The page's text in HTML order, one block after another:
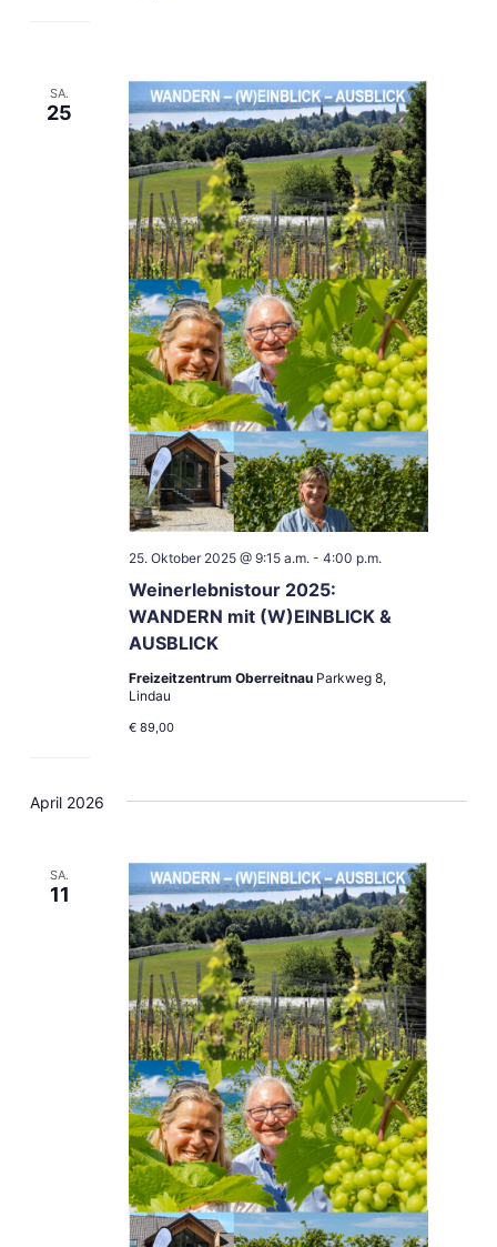
SA.
25
Weinerlebnistour 2025:
WANDERN mit (W)EINBLICK &
AUSBLICK
25. Oktober 2025 @ 9:15 a.m. - 4:00 p.m.
Freizeitzentrum Oberreitnau Parkweg 8,
Lindau
€ 89,00
April 2026
SA.
11